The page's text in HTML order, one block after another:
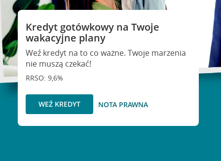
Kredyt gotówkowy na Twoje
wakacyjne plany
Weź kredyt na to co ważne. Twoje marzenia
nie muszą czekać!
RRSO: 9,6%
WEŹ KREDYT NOTA PRAWNA